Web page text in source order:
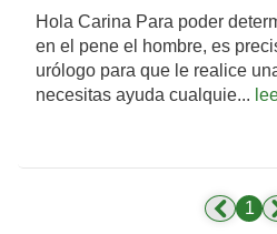
Hola Carina Para poder
en el pene el hombre, es
urólogo para que le realice
necesitas ayuda cualquie...
1